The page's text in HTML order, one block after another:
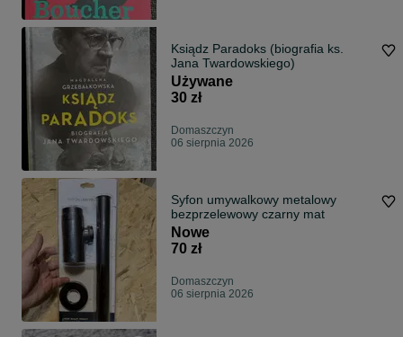
Ksiądz Paradoks (biografia ks.
Jana Twardowskiego)
Używane
30 zł
Domaszczyn
06 sierpnia 2026
Syfon umywalkowy metalowy
bezprzelewowy czarny mat
Nowe
70 zł
Domaszczyn
06 sierpnia 2026